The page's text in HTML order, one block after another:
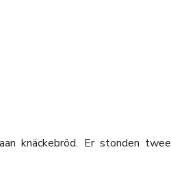
knäckebröd. Er stonden twee